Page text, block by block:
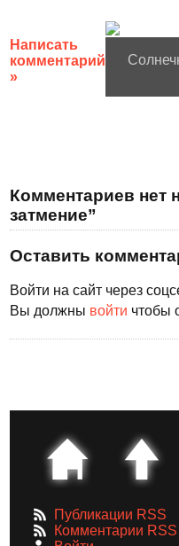
Написать
комментарий
»
Комментариев нет
затмение”
Оставить
Войти на сайт через
Вы должны войти чтобы
Публикации RSS
Комментарии RSS